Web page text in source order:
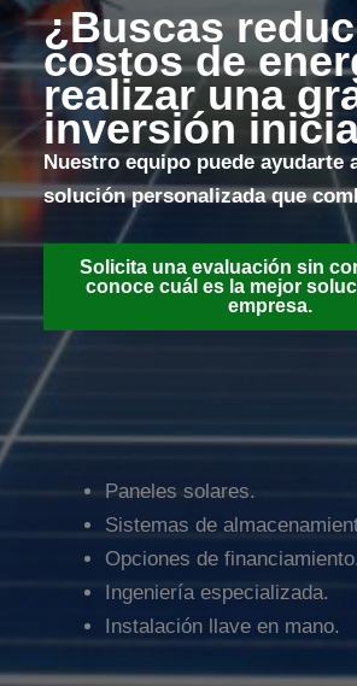
¿Buscas
costos de
realizar una
inversión
Nuestro equipo puede ayudarte
solución personalizada que
Solicita una evaluación sin
conoce cuál es la mejor
empresa.
Paneles solares.
Sistemas de
Opciones de financiamiento.
Ingeniería especializada.
Instalación llave en mano.